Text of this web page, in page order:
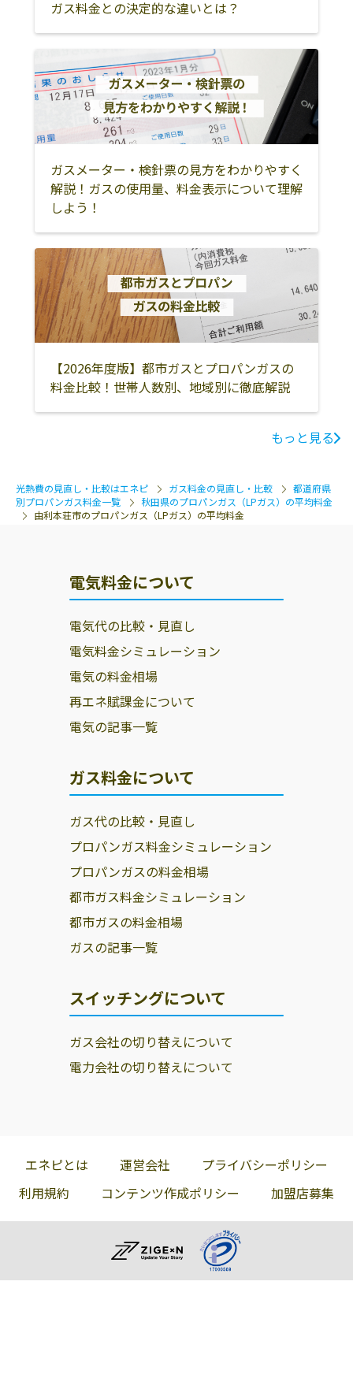
佐藤吾一商店
015-0514 由利本
荘市鳥海町中直
根字中山13-5
高清水商店
由利本荘市東由
利舘合字舘前10
0184-69-3038
株式会社相場商
由利本荘市石脇
0184-22-1002
株式会社相場商
店本荘営業所
015-0013 由利本
0120-076-002
株式会社ジェイ
エイ 秋田しんせ
いサービス ＬＰ
ガスセンター
由利本荘市埋田
字小館81-16
0184-28-5687
湯沢市
雄勝郡羽後町
雄勝郡東成瀬村
ガス料金との決定的な違いとは？
ガスメーター・検針票の見方をわかりやすく
解説！ガスの使用量、料金表示について理解
しよう！
【2026年度版】都市ガスとプロパンガスの
料金比較！世帯人数別、地域別に徹底解説
もっと見る
光熱費の見直し・比較はエネピ ガス料金の見直し・比較
都道府県
別プロパンガス料金一覧
秋田県のプロパンガス（LPガス）の平均料金
由利本荘市のプロパンガス（LPガス）の平均料金
電気料金について
電気代の比較・見直し
電気料金シミュレーション
電気の料金相場
再エネ賦課金について
電気の記事一覧
ガス料金について
ガス代の比較・見直し
プロパンガス料金シミュレーション
プロパンガスの料金相場
都市ガス料金シミュレーション
都市ガスの料金相場
ガスの記事一覧
スイッチングについて
ガス会社の切り替えについて
電力会社の切り替えについて
エネピとは 運営会社
プライバシーポリシー
利用規約
コンテンツ作成ポリシー 加盟店募集